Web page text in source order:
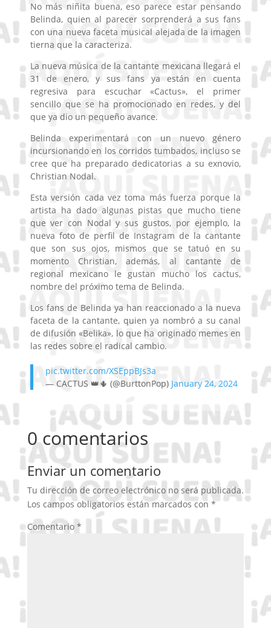
No más niñita buena, eso parece estar pensando
Belinda, quien al parecer sorprenderá a sus fans
con una nueva faceta musical alejada de la imagen
tierna que la caracteriza.
La nueva música de la cantante mexicana llegará el
31 de enero, y sus fans ya están en cuenta
regresiva para escuchar «Cactus», el primer
sencillo que se ha promocionado en redes, y del
que ya dio un pequeño avance.
Belinda experimentará con un nuevo género
incursionando en los corridos tumbados, incluso se
cree que ha preparado dedicatorias a su exnovio,
Christian Nodal.
Esta versión cada vez toma más fuerza porque la
artista ha dado algunas pistas que mucho tiene
que ver con Nodal y sus gustos, por ejemplo, la
nueva foto de perfil de Instagram de la cantante
que son sus ojos, mismos que se tatuó en su
momento Christian, además, al cantante de
regional mexicano le gustan mucho los cactus,
nombre del próximo tema de Belinda.
Los fans de Belinda ya han reaccionado a la nueva
faceta de la cantante, quien ya nombró a su canal
de difusión «Belika», lo que ha originado memes en
las redes sobre el radical cambio.
pic.twitter.com/XSEppBJs3a
— CACTUS 👑🌵 (@BurttonPop) January 24, 2024
0 comentarios
Enviar un comentario
Tu dirección de correo electrónico no será publicada.
Los campos obligatorios están marcados con *
Comentario *